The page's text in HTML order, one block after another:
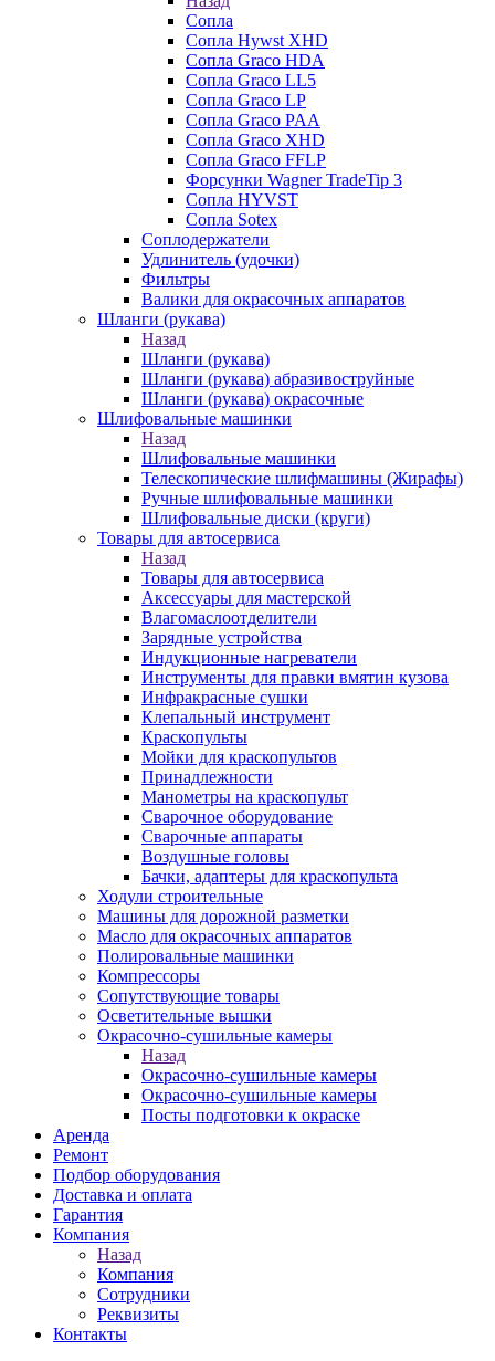
Сопла
Сопла Hywst XHD
Сопла Graco HDA
Сопла Graco LL5
Сопла Graco LP
Сопла Graco PAA
Сопла Graco XHD
Сопла Graco FFLP
Форсунки Wagner TradeTip 3
Сопла HYVST
Сопла Sotex
Соплодержатели
Удлинитель (удочки)
Фильтры
Валики для окрасочных аппаратов
Шланги (рукава)
Назад
Шланги (рукава)
Шланги (рукава) абразивоструйные
Шланги (рукава) окрасочные
Шлифовальные машинки
Назад
Шлифовальные машинки
Телескопические шлифмашины (Жирафы)
Ручные шлифовальные машинки
Шлифовальные диски (круги)
Товары для автосервиса
Назад
Товары для автосервиса
Аксессуары для мастерской
Влагомаслоотделители
Зарядные устройства
Индукционные нагреватели
Инструменты для правки вмятин кузова
Инфракрасные сушки
Клепальный инструмент
Краскопульты
Мойки для краскопультов
Принадлежности
Манометры на краскопульт
Сварочное оборудование
Сварочные аппараты
Воздушные головы
Бачки, адаптеры для краскопульта
Ходули строительные
Машины для дорожной разметки
Масло для окрасочных аппаратов
Полировальные машинки
Компрессоры
Сопутствующие товары
Осветительные вышки
Окрасочно-сушильные камеры
Назад
Окрасочно-сушильные камеры
Окрасочно-сушильные камеры
Посты подготовки к окраске
Аренда
Ремонт
Подбор оборудования
Доставка и оплата
Гарантия
Компания
Назад
Компания
Сотрудники
Реквизиты
Контакты